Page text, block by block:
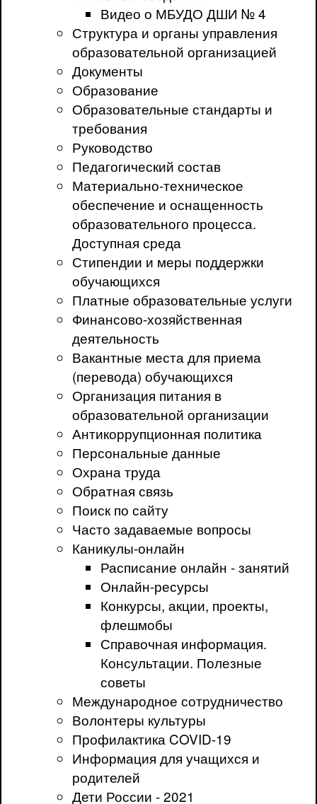
Видео о МБУДО ДШИ № 4
Структура и органы управления
образовательной организацией
Документы
Образование
Образовательные стандарты и
требования
Руководство
Педагогический состав
Материально-техническое
обеспечение и оснащенность
образовательного процесса.
Доступная среда
Стипендии и меры поддержки
обучающихся
Платные образовательные услуги
Финансово-хозяйственная
деятельность
Вакантные места для приема
(перевода) обучающихся
Организация питания в
образовательной организации
Антикоррупционная политика
Персональные данные
Охрана труда
Обратная связь
Поиск по сайту
Часто задаваемые вопросы
Каникулы-онлайн
Расписание онлайн - занятий
Онлайн-ресурсы
Конкурсы, акции, проекты,
флешмобы
Справочная информация.
Консультации. Полезные
советы
Международное сотрудничество
Волонтеры культуры
Профилактика COVID-19
Информация для учащихся и
родителей
Дети России - 2021